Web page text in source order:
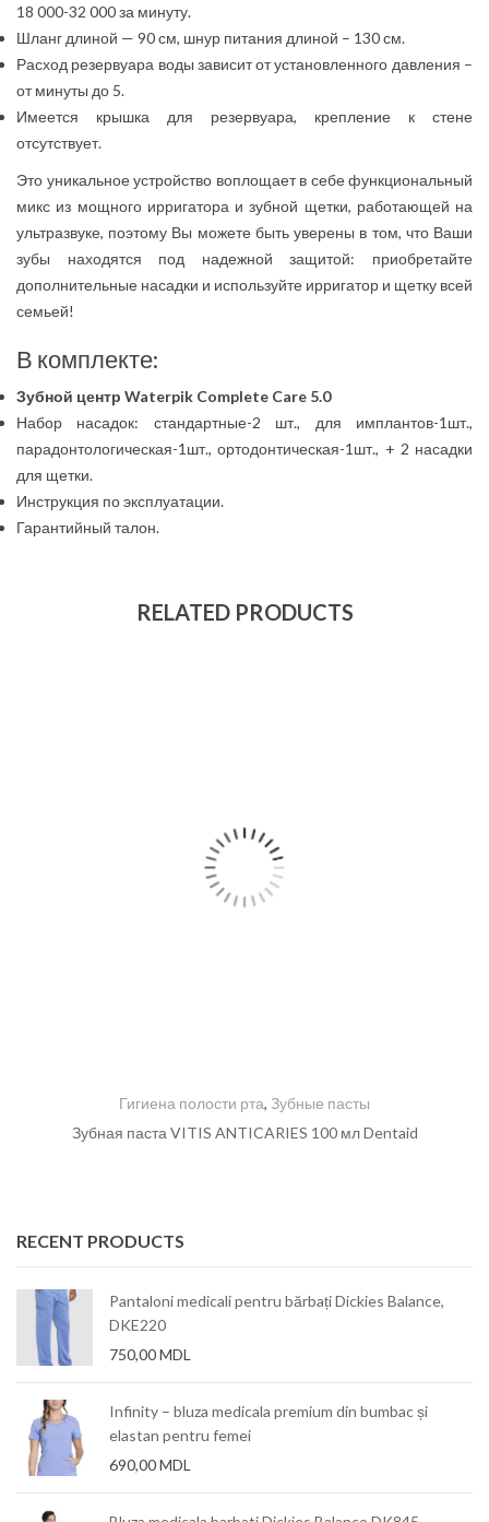
18 000-32 000 за минуту.
Шланг длиной — 90 см, шнур питания длиной – 130 см.
Расход резервуара воды зависит от установленного давления –
от минуты до 5.
Имеется крышка для резервуара, крепление к стене
отсутствует.
Это уникальное устройство воплощает в себе функциональный
микс из мощного ирригатора и зубной щетки, работающей на
ультразвуке, поэтому Вы можете быть уверены в том, что Ваши
зубы находятся под надежной защитой: приобретайте
дополнительные насадки и используйте ирригатор и щетку всей
семьей!
В комплекте:
Зубной центр Waterpik Complete Care 5.0
Набор насадок: стандартные-2 шт., для имплантов-1шт.,
парадонтологическая-1шт., ортодонтическая-1шт., + 2 насадки
для щетки.
Инструкция по эксплуатации.
Гарантийный талон.
RELATED PRODUCTS
Гигиена полости рта, Зубные пасты
Зубная паста VITIS ANTICARIES 100 мл Dentaid
RECENT PRODUCTS
Pantaloni medicali pentru bărbați Dickies Balance,
DKE220
750,00MDL
Infinity – bluza medicala premium din bumbac și
elastan pentru femei
690,00MDL